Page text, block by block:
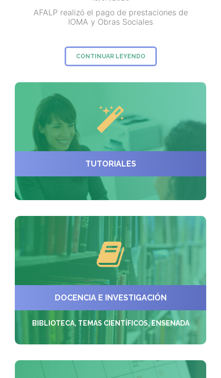
AFALP realizó el pago de prestaciones de
IOMA y Obras Sociales
CONTINUAR LEYENDO
TUTORIALES
DOCENCIA E INVESTIGACIÓN
BIBLIOTECA, TEMAS CIENTÍFICOS, ENSENADA